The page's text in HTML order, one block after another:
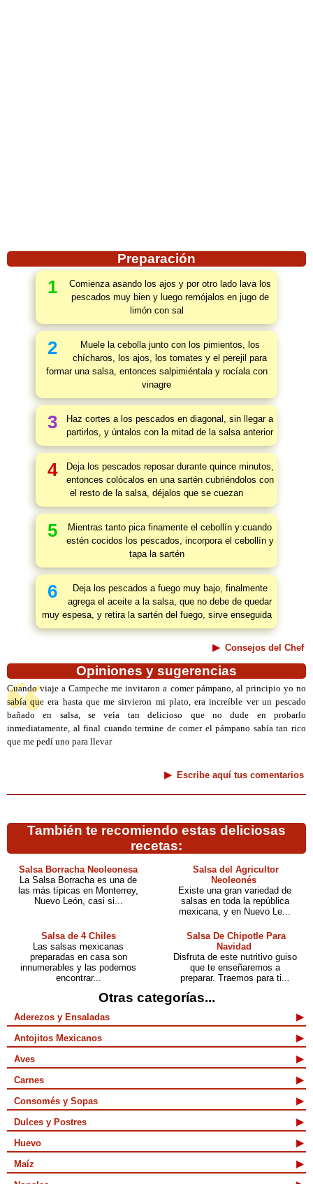
Preparación
1
Comienza asando los ajos y por otro lado lava los
pescados muy bien y luego remójalos en jugo de
limón con sal
2
Muele la cebolla junto con los pimientos, los
chícharos, los ajos, los tomates y el perejil para
formar una salsa, entonces salpimiéntala y rocíala con
vinagre
3
Haz cortes a los pescados en diagonal, sin llegar a
partirlos, y úntalos con la mitad de la salsa anterior
4
Deja los pescados reposar durante quince minutos,
entonces colócalos en una sartén cubriéndolos con
el resto de la salsa, déjalos que se cuezan
5
Mientras tanto pica finamente el cebollín y cuando
estén cocidos los pescados, incorpora el cebollín y
tapa la sartén
6
Deja los pescados a fuego muy bajo, finalmente
agrega el aceite a la salsa, que no debe de quedar
muy espesa, y retira la sartén del fuego, sirve enseguida
Consejos del Chef
Opiniones y sugerencias
Cuando viaje a Campeche me invitaron a comer pámpano, al principio yo no
sabía que era hasta que me sirvieron mi plato, era increíble ver un pescado
bañado en salsa, se veía tan delicioso que no dude en probarlo
inmediatamente, al final cuando termine de comer el pámpano sabía tan rico
que me pedí uno para llevar
Escribe aquí tus comentarios
También te recomiendo estas deliciosas
recetas:
Salsa Borracha Neoleonesa
La Salsa Borracha es una de
las más típicas en Monterrey,
Nuevo León, casi si...
Salsa del Agricultor
Neoleonés
Existe una gran variedad de
salsas en toda la república
mexicana, y en Nuevo Le...
Salsa de 4 Chiles
Las salsas mexicanas
preparadas en casa son
innumerables y las podemos
encontrar...
Salsa De Chipotle Para
Navidad
Disfruta de este nutritivo guiso
que te enseñaremos a
preparar. Traemos para ti...
Otras categorías...
Aderezos y Ensaladas
Antojitos Mexicanos
Aves
Carnes
Consomés y Sopas
Dulces y Postres
Huevo
Maíz